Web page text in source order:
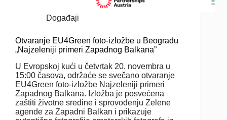
Događaji
Otvaranje EU4Green foto-izložbe u Beogradu
„Najzeleniji primeri Zapadnog Balkana”
U Evropskoj kući u četvrtak 20. novembra u
15:00 časova, održaće se svečano otvaranje
EU4Green foto-izložbe Najzeleniji primeri
Zapadnog Balkana. Izložba je posvećena
zaštiti životne sredine i sprovođenju Zelene
agende za Zapadni Balkan i prikazuje